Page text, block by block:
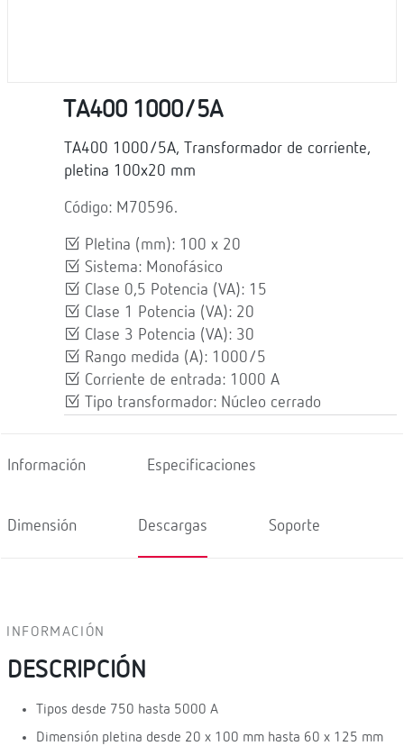
TA400 1000/5A
TA400 1000/5A, Transformador de corriente,
pletina 100x20 mm
Código: M70596.
Pletina (mm): 100 x 20
Sistema: Monofásico
Clase 0,5 Potencia (VA): 15
Clase 1 Potencia (VA): 20
Clase 3 Potencia (VA): 30
Rango medida (A): 1000/5
Corriente de entrada: 1000 A
Tipo transformador: Núcleo cerrado
Información Especificaciones
Dimensión Descargas Soporte
INFORMACIÓN
DESCRIPCIÓN
Tipos desde 750 hasta 5000 A
Dimensión pletina desde 20 x 100 mm hasta 60 x 125 mm